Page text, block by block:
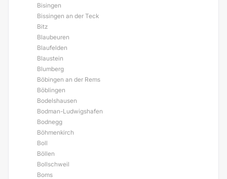
Bisingen
Bissingen an der Teck
Bitz
Blaubeuren
Blaufelden
Blaustein
Blumberg
Böbingen an der Rems
Böblingen
Bodelshausen
Bodman-Ludwigshafen
Bodnegg
Böhmenkirch
Boll
Böllen
Bollschweil
Boms